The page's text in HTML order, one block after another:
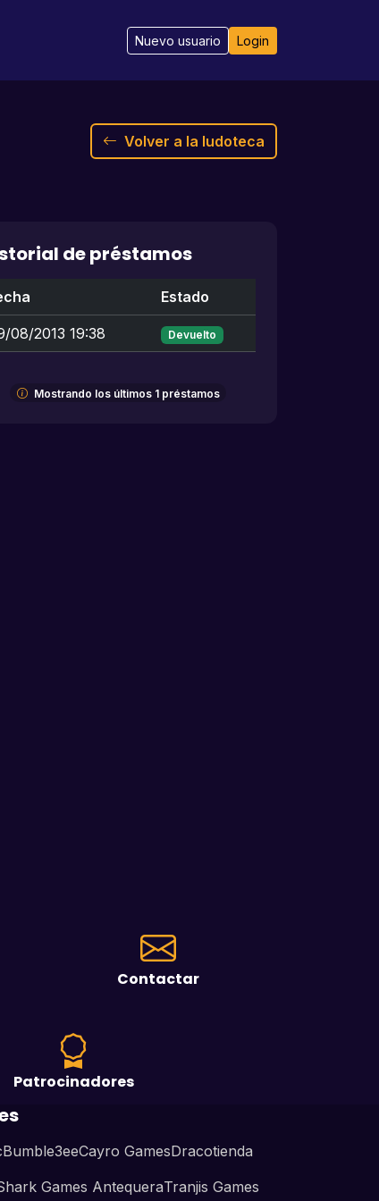
Nuevo usuario Login
Volver a la ludoteca
de préstamos
Estado
08/2013 19:38 Devuelto
Mostrando los últimos 1 préstamos
Contactar
Patrocinadores
Bumble3eeCayro GamesDracotienda
Games AntequeraTranjis Games